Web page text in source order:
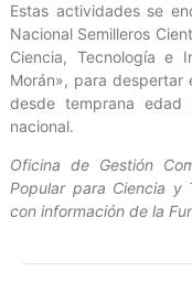
Estas actividades se
Nacional Semilleros
Ciencia, Tecnología e
Morán», para
desde temprana
nacional.
Oficina de Gestión
Popular para Ciencia y
con información de la